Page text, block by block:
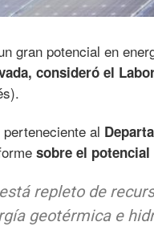
gran potencial en
consideró el
al
sobre el
repleto de
geotérmica e